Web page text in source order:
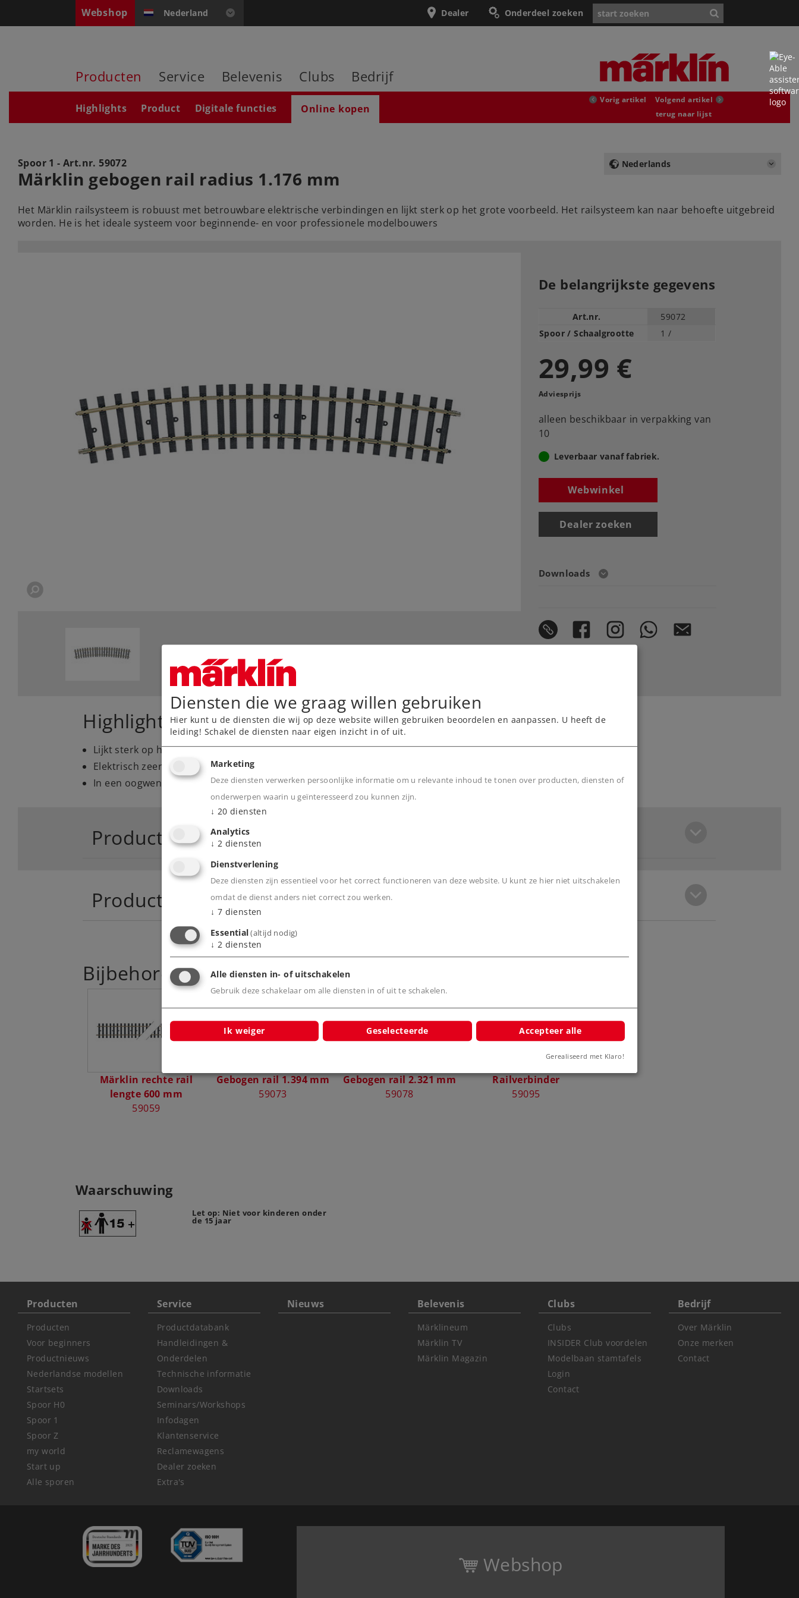
Webshop Nederland Onderdeel zoeken
Dealer
Producten Service Belevenis Clubs Bedrijf
Highlights Product Digitale functies Online kopen
Vorig artikel
Volgend artikel
terug naar lijst
Nederlands
Spoor 1 - Art.nr. 59072
Märklin gebogen rail radius 1.176 mm
Het Märklin railsysteem is robuust met betrouwbare elektrische verbindingen en lijkt sterk op het grote voorbeeld. Het railsysteem kan naar behoefte uitgebreid
worden. He is het ideale systeem voor beginnende- en voor professionele modelbouwers
De belangrijkste gegevens
Art.nr.
59072
Spoor / Schaalgrootte
1 /
29,99 €
Adviesprijs
alleen beschikbaar in verpakking van
10
Leverbaar vanaf fabriek.
Webwinkel
Dealer zoeken
Downloads
Highlights
Lijkt sterk op het grote voorbeeld
Elektrisch zeer bedrijfszeker
In een oogwenk in elkaar gezet en weer opgeborgen
Product
Productinfo
Bijbehorende producten
Märklin rechte rail
lengte 600 mm
59059
Gebogen rail 1.394 mm
59073
Gebogen rail 2.321 mm
59078
Railverbinder
59095
Waarschuwing
Let op: Niet voor kinderen onder
de 15 jaar
Producten
Producten
Voor beginners
Productnieuws
Nederlandse modellen
Startsets
Spoor H0
Spoor 1
Spoor Z
my world
Start up
Alle sporen
Service
Productdatabank
Handleidingen &
Onderdelen
Technische informatie
Downloads
Seminars/Workshops
Infodagen
Klantenservice
Reclamewagens
Dealer zoeken
Extra's
Nieuws Belevenis
Märklineum
Märklin TV
Märklin Magazin
Clubs
Clubs
INSIDER Club voordelen
Modelbaan stamtafels
Login
Contact
Bedrijf
Over Märklin
Onze merken
Contact
Webshop
Diensten die we graag willen gebruiken
Hier kunt u de diensten die wij op deze website willen gebruiken beoordelen en aanpassen. U heeft de
leiding! Schakel de diensten naar eigen inzicht in of uit.
Marketing
Deze diensten verwerken persoonlijke informatie om u relevante inhoud te tonen over producten, diensten of
onderwerpen waarin u geïnteresseerd zou kunnen zijn.
↓ 20 diensten
Analytics
↓ 2 diensten
Dienstverlening
Deze diensten zijn essentieel voor het correct functioneren van deze website. U kunt ze hier niet uitschakelen
omdat de dienst anders niet correct zou werken.
↓ 7 diensten
Essential(altijd nodig)
↓ 2 diensten
Alle diensten in- of uitschakelen
Gebruik deze schakelaar om alle diensten in of uit te schakelen.
Ik weiger Geselecteerde Accepteer alle
Gerealiseerd met Klaro!